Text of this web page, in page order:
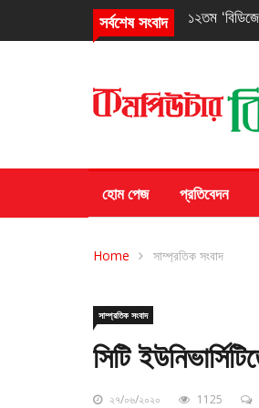
সর্বশেষ সংবাদ তৃতীয়
হোম পেজ প্রতিবেদন
Home সাম্প্রতিক সংবাদ
সাম্প্রতিক সংবাদ
সিটি
২৭/০৬/২০২০ 1125